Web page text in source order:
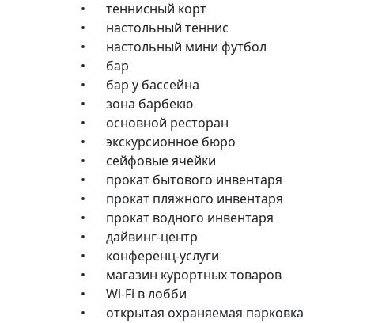
•
теннисный корт
•
настольный теннис
•
настольный мини футбол
•
бар
•
бар у бассейна
•
зона барбекю
•
основной ресторан
•
экскурсионное бюро
•
сейфовые ячейки
•
прокат бытового инвентаря
•
прокат пляжного инвентаря
•
прокат водного инвентаря
•
дайвинг-центр
•
конференц-услуги
•
магазин курортных товаров
•
Wi-Fi в лобби
•
открытая охраняемая парковка